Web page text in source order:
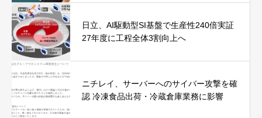
日立、AI駆動型SI基盤で生産性240倍実証
27年度に工程全体3割向上へ
ニチレイ、サーバーへのサイバー攻撃を確
認 冷凍食品出荷・冷蔵倉庫業務に影響